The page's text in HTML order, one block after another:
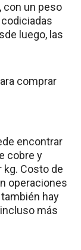
con un peso
luego, las
comprar
encontrar
cobre y
kg. Costo de
operaciones
hay
más